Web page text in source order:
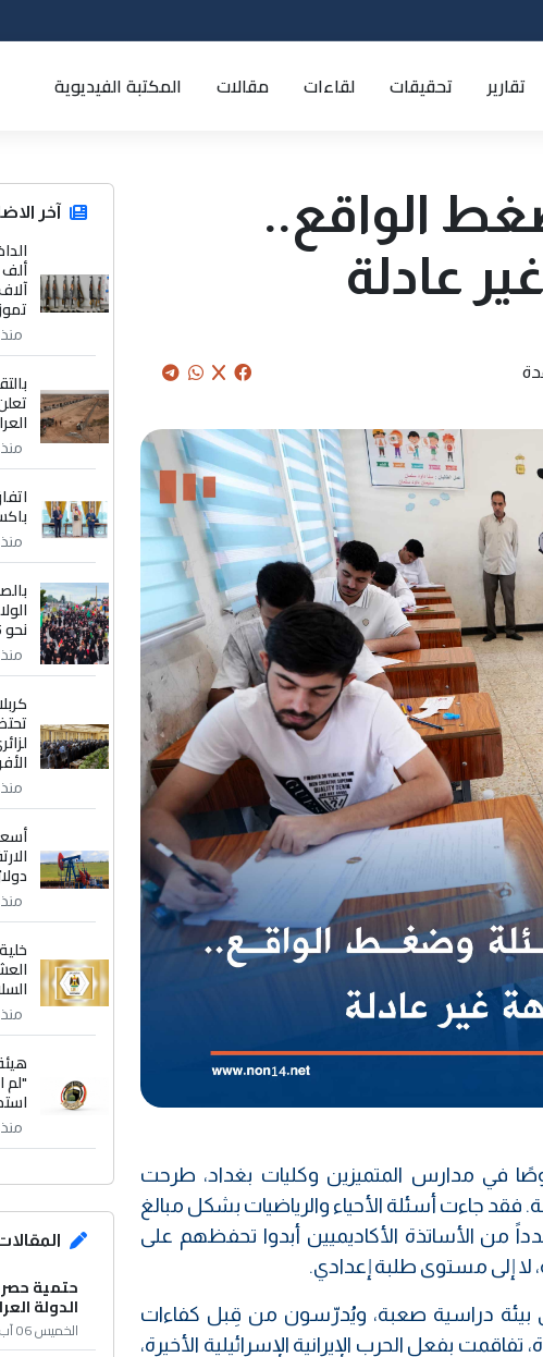
تقارير تحقيقات لقاءات مقالات المكتبة الفيديوية
الواقع..
عادلة
في مدارس المتميزين وكليات بغداد، طرحت
فقد جاءت أسئلة الأحياء والرياضيات بشكل مبالغ
من الأساتذة الأكاديميين أبدوا تحفظهم على
لا إلى مستوى طلبة إعدادي.
بيئة دراسية صعبة، ويُدرّسون من قِبل كفاءات
بفعل الحرب الإيرانية الإسرائيلية الأخيرة،
آخر
تموز
منذ 41 دقيقة
منذ 51 دقيقة
منذ 53 دقيقة
نحو 45 ألف شخص
منذ 2 ساعة
منذ 2 ساعة
منذ 3 ساعة
منذ 3 ساعة
منذ 3 ساعة
حتمية حصر
الدولة
الخميس 06 آب 2026